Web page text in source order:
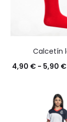
Calcetín
4,90 € - 5,90 €